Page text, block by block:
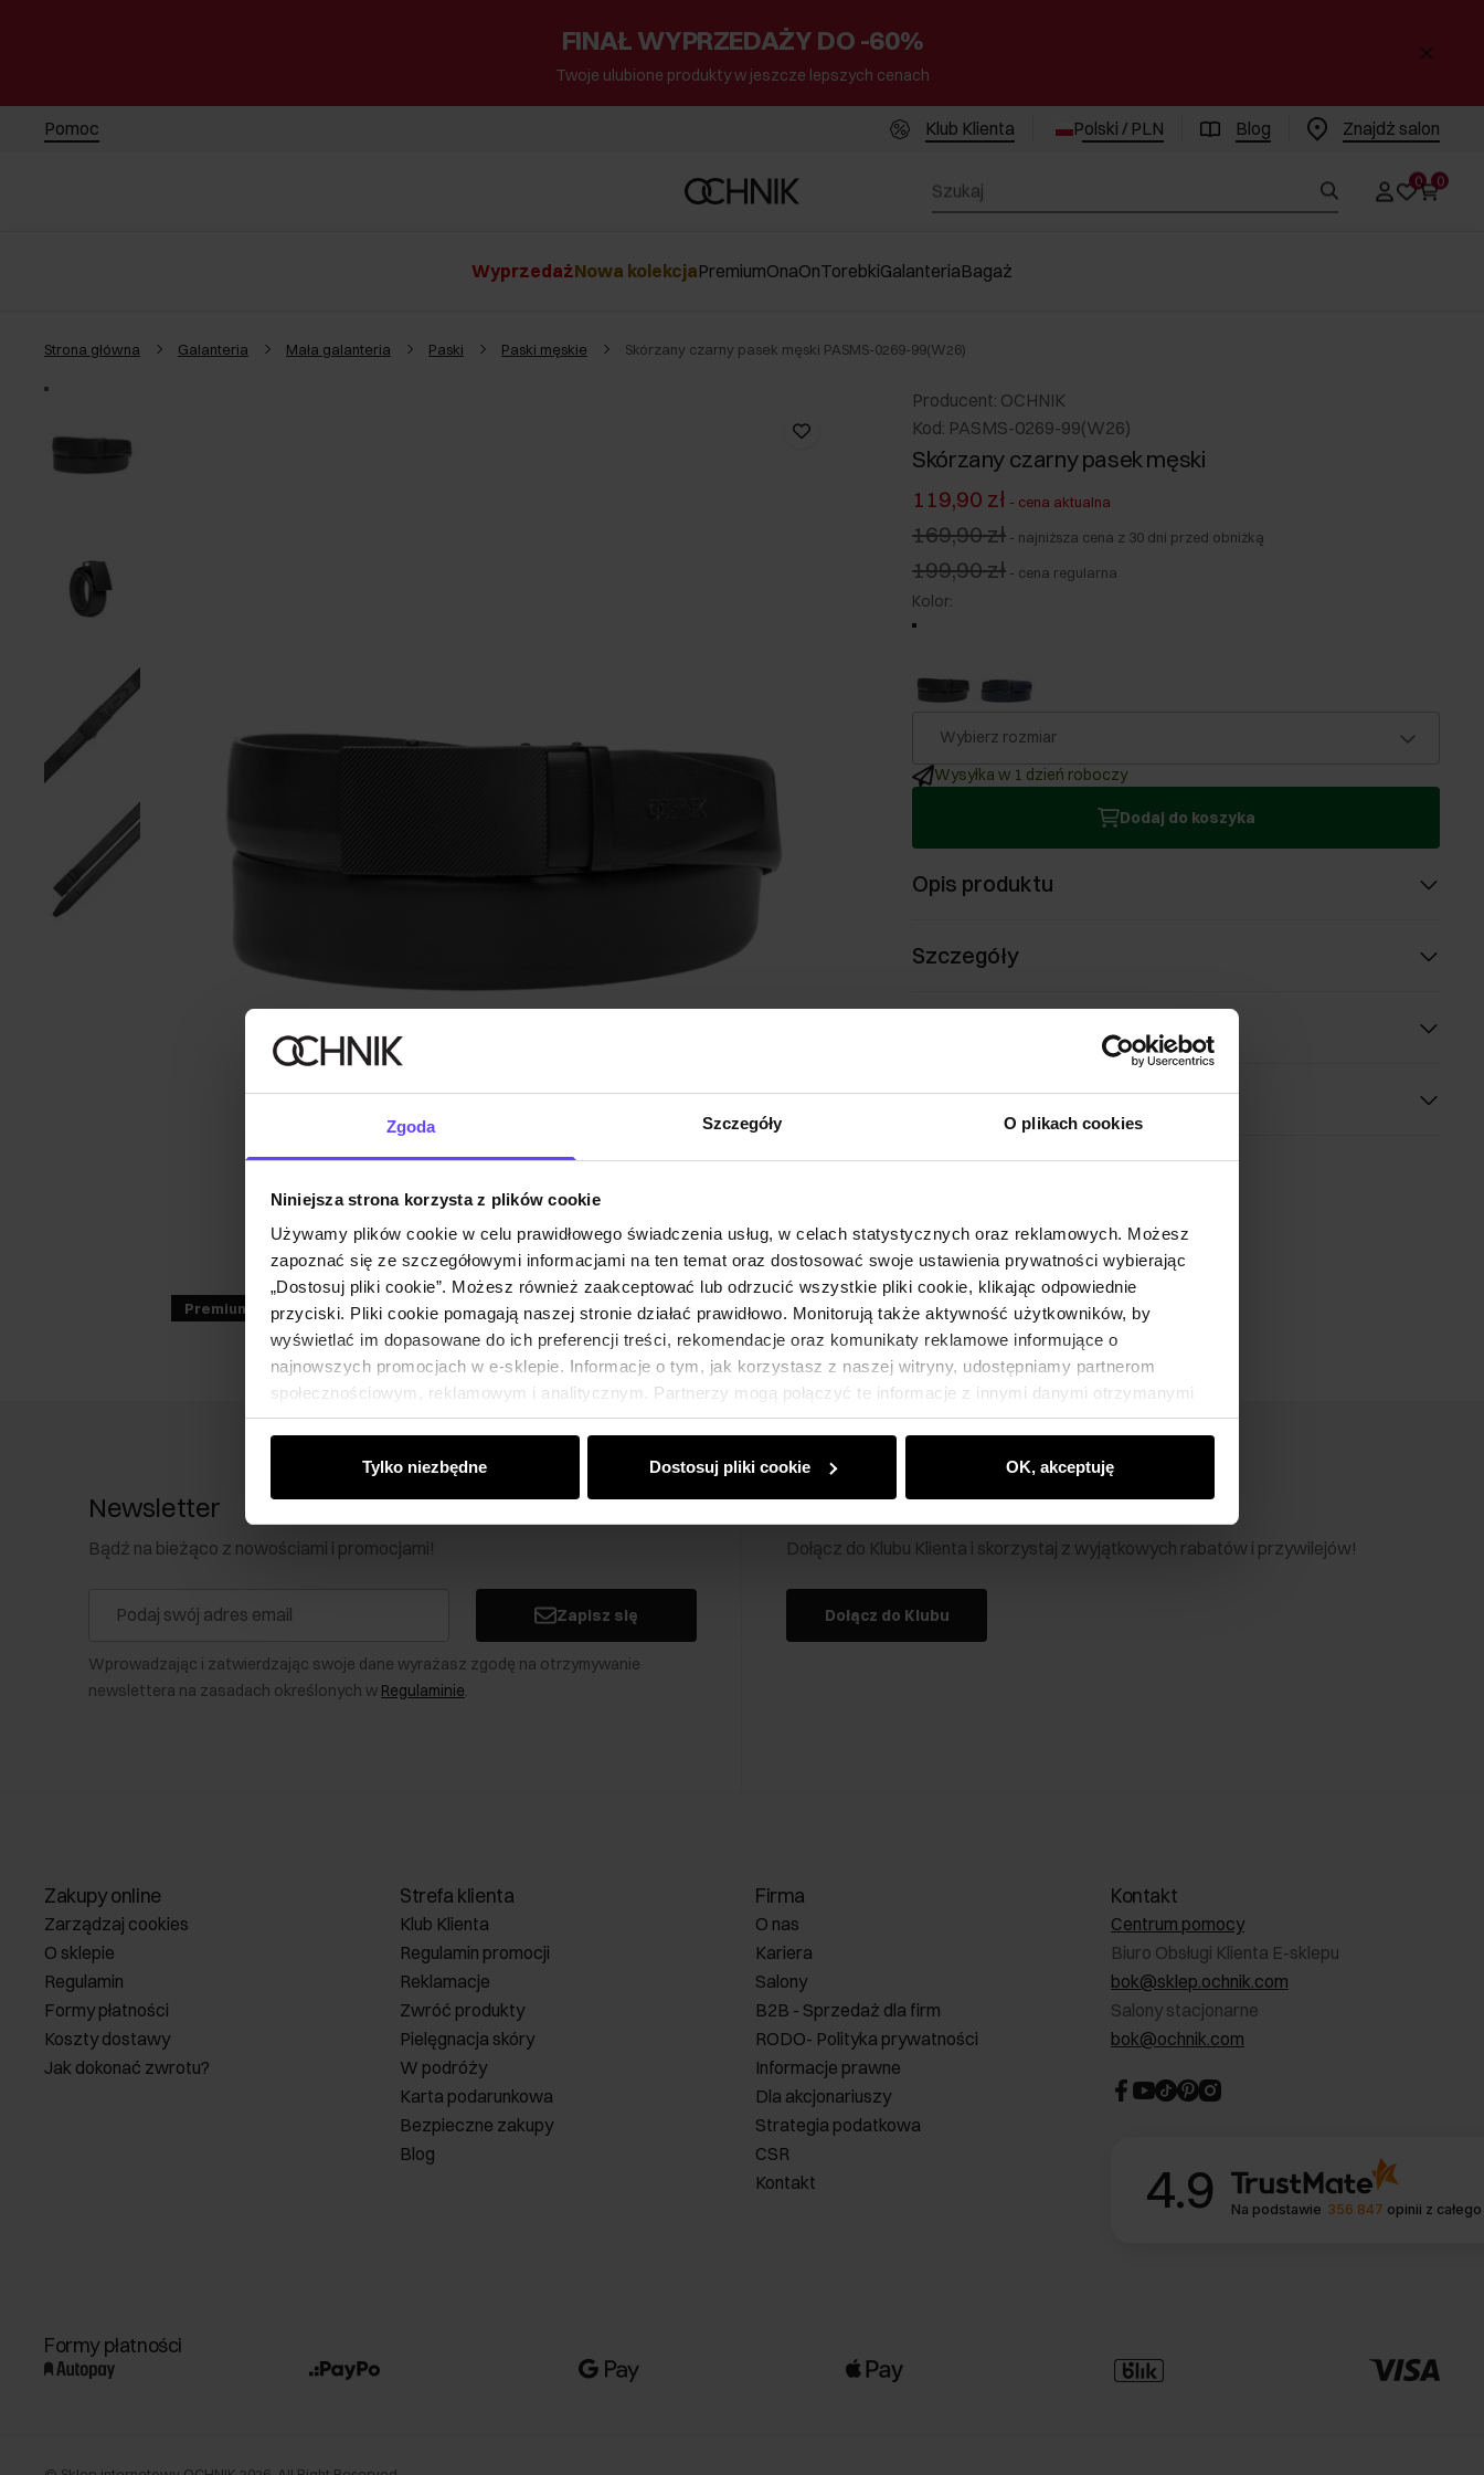
Zgoda Szczegóły O plikach cookies
Niniejsza strona korzysta z plików cookie
Używamy plików cookie w celu prawidłowego świadczenia usług, w celach statystycznych oraz reklamowych. Możesz
zapoznać się ze szczegółowymi informacjami na ten temat oraz dostosować swoje ustawienia prywatności wybierając
„Dostosuj pliki cookie”. Możesz również zaakceptować lub odrzucić wszystkie pliki cookie, klikając odpowiednie
przyciski. Pliki cookie pomagają naszej stronie działać prawidłowo. Monitorują także aktywność użytkowników, by
wyświetlać im dopasowane do ich preferencji treści, rekomendacje oraz komunikaty reklamowe informujące o
najnowszych promocjach w e-sklepie. Informacje o tym, jak korzystasz z naszej witryny, udostępniamy partnerom
społecznościowym, reklamowym i analitycznym. Partnerzy mogą połączyć te informacje z innymi danymi otrzymanymi
od Ciebie lub uzyskanymi podczas korzystania z ich usług.
Tylko niezbędne Dostosuj pliki cookie OK, akceptuję
FINAŁ WYPRZEDAŻY DO -60%
Twoje ulubione produkty w jeszcze lepszych cenach
Pomoc Klub Klienta Polski / PLN Blog Znajdż salon
0 0
WyprzedażNowa kolekcjaPremiumOnaOnTorebkiGalanteriaBagaż
Strona główna Galanteria Mała galanteria Paski Paski męskie Skórzany czarny pasek męski PASMS-0269-99(W26)
Premium
Producent: OCHNIK
Kod: PASMS-0269-99(W26)
Skórzany czarny pasek męski
119,90 zł - cena aktualna
169,90 zł - najniższa cena z 30 dni przed obniżką
199,90 zł - cena regularna
Kolor:
Wybierz rozmiar
Wysyłka w 1 dzień roboczy
Dodaj do koszyka
Opis produktu
Szczegóły
Opinie
Newsletter
Bądź na bieżąco z nowościami i promocjami!
Zapisz się
Wprowadzając i zatwierdzając swoje dane wyrażasz zgodę na otrzymywanie
newslettera na zasadach określonych w Regulaminie.
Klub Klienta Ochnik
Dołącz do Klubu Klienta i skorzystaj z wyjątkowych rabatów i przywilejów!
Dołącz do Klubu
Zakupy online
Zarządzaj cookies
O sklepie
Regulamin
Formy płatności
Koszty dostawy
Jak dokonać zwrotu?
Strefa klienta
Klub Klienta
Regulamin promocji
Reklamacje
Zwróć produkty
Pielęgnacja skóry
W podróży
Karta podarunkowa
Bezpieczne zakupy
Blog
Firma
O nas
Kariera
Salony
B2B - Sprzedaż dla firm
RODO- Polityka prywatności
Informacje prawne
Dla akcjonariuszy
Strategia podatkowa
CSR
Kontakt
Kontakt
Centrum pomocy
Biuro Obsługi Klienta E-sklepu
bok@sklep.ochnik.com
Salony stacjonarne
bok@ochnik.com
4.9 Na podstawie 356 847 opinii z
Formy płatności